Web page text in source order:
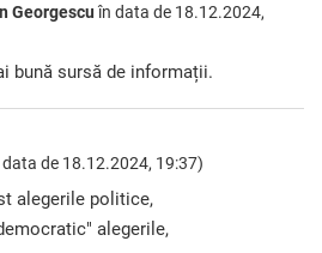
Georgescu în data de 18.12.2024,
bună sursă de informații.
data de 18.12.2024, 19:37)
alegerile politice,
alegerile,